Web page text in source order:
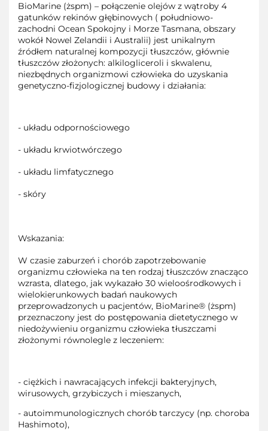
BioMarine (żspm) – połączenie olejów z wątroby 4
gatunków rekinów głębinowych ( południowo-
zachodni Ocean Spokojny i Morze Tasmana, obszary
wokół Nowel Zelandii i Australii) jest unikalnym
źródłem naturalnej kompozycji tłuszczów, głównie
tłuszczów złożonych: alkilogliceroli i skwalenu,
niezbędnych organizmowi człowieka do uzyskania
genetyczno-fizjologicznej budowy i działania:
- układu odpornościowego
- układu krwiotwórczego
- układu limfatycznego
- skóry
Wskazania:
W czasie zaburzeń i chorób zapotrzebowanie
organizmu człowieka na ten rodzaj tłuszczów znacząco
wzrasta, dlatego, jak wykazało 30 wieloośrodkowych i
wielokierunkowych badań naukowych
przeprowadzonych u pacjentów, BioMarine® (żspm)
przeznaczony jest do postępowania dietetycznego w
niedożywieniu organizmu człowieka tłuszczami
złożonymi równolegle z leczeniem:
- ciężkich i nawracających infekcji bakteryjnych,
wirusowych, grzybiczych i mieszanych,
- autoimmunologicznych chorób tarczycy (np. choroba
Hashimoto),